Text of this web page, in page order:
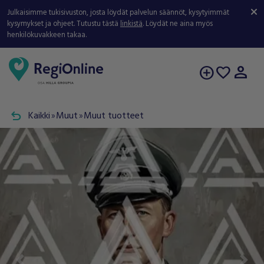
Julkaisimme tukisivuston, josta löydät palvelun säännöt, kysytyimmät
kysymykset ja ohjeet. Tutustu tästälinkistä. Löydät ne aina myös
henkilökuvakkeen takaa.
add_circlefavorite person
undo Kaikki double_arrow Muut double_arrow Muut tuotteet